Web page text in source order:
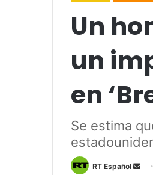
Un
un
en
Se estima
RT Español
Send